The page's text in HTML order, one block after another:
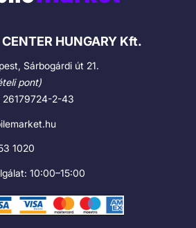
HUNGARY Kft.
Sárbogárdi út 21.
pont)
26179724-2-43
1020
10:00–15:00